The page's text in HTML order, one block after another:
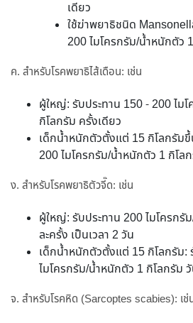
เดียว
ใช้ฆ่าพยาธิชนิด
200 ไมโครกรัม/น้ำหนักตัว
ค. สำหรับโรคพยาธิไส้เดือน: เช่น
ผู้ใหญ่: รับประทาน 150 - 200 ไม
กิโลกรัม ครั้งเดียว
เด็กน้ำหนักตัวตั้งแต่ 15 กิโลกรัม
200 ไมโครกรัม/น้ำหนักตัว 1 กิโล
ง. สำหรับโรคพยาธิตัวจี๊ด: เช่น
ผู้ใหญ่: รับประทาน 200 ไมโครกรั
ละครั้ง เป็นเวลา 2 วัน
เด็กน้ำหนักตัวตั้งแต่ 15 กิโลกรัม:
ไมโครกรัม/น้ำหนักตัว 1 กิโลกรัม
จ. สำหรับโรคหิด (Sarcoptes scabies): เช่